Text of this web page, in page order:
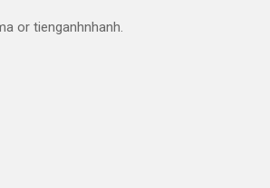
or tienganhnhanh.